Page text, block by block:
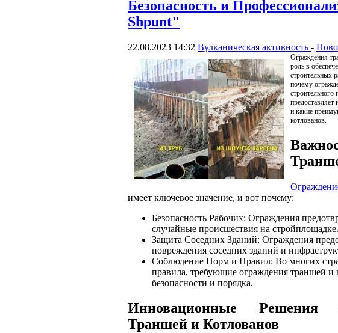
Безопасность и
Shpunt"
22.08.2023 14:32 Вулканическая активность -
Ограждения
роль в
строительных
почему
предоставляет
и какие
котлованов.
имеет ключевое значение, и вот почему:
Безопасность Рабочих: Ограждения
случайные происшествия на стройплощадке.
Защита Соседних Зданий: Ограждения
повреждения соседних зданий и
Соблюдение Норм и Правил: Во многих
правила, требующие ограждения траншей и
безопасности и порядка.
Инновационные Решения
Траншей и Котлованов